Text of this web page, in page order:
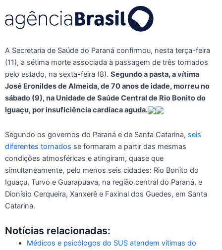
A Secretaria de Saúde do Paraná confirmou, nesta terça-feira
(11), a sétima morte associada à passagem de três tornados
pelo estado, na sexta-feira (8). Segundo a pasta, a vítima
José Eronildes de Almeida, de 70 anos de idade, morreu no
sábado (9), na Unidade de Saúde Central de Rio Bonito do
Iguaçu, por insuficiência cardíaca aguda.
Segundo os governos do Paraná e de Santa Catarina, seis
diferentes tornados se formaram a partir das mesmas
condições atmosféricas e atingiram, quase que
simultaneamente, pelo menos seis cidades: Rio Bonito do
Iguaçu, Turvo e Guarapuava, na região central do Paraná, e
Dionísio Cerqueira, Xanxerê e Faxinal dos Guedes, em Santa
Catarina.
Notícias relacionadas:
Médicos e psicólogos do SUS atendem vítimas do